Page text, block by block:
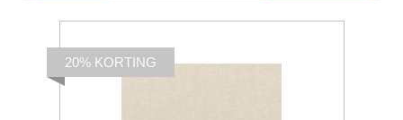
20% KORTING